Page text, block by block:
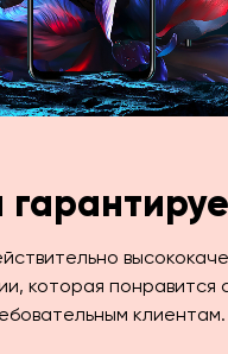
которая понравится
клиентам.